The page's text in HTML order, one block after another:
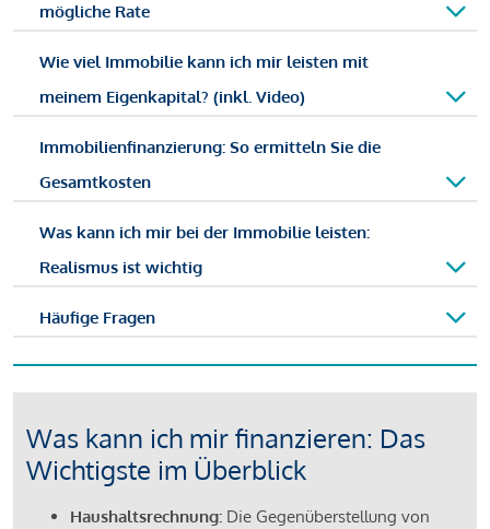
mögliche Rate
Wie viel Immobilie kann ich mir leisten mit
meinem Eigenkapital? (inkl. Video)
Immobilienfinanzierung: So ermitteln Sie die
Gesamtkosten
Was kann ich mir bei der Immobilie leisten:
Realismus ist wichtig
Häufige Fragen
Was kann ich mir finanzieren: Das
Wichtigste im Überblick
Haushaltsrechnung: Die Gegenüberstellung von